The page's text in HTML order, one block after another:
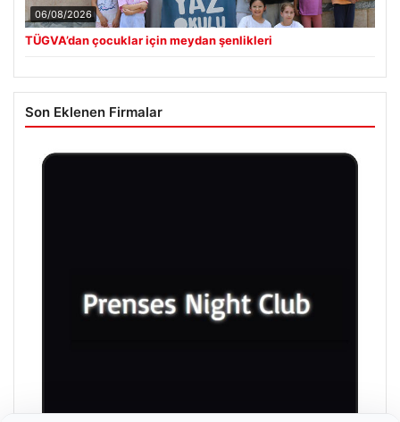
06/08/2026
TÜGVA’dan çocuklar için meydan şenlikleri
Son Eklenen Firmalar